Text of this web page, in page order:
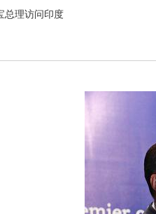
总理访问印度